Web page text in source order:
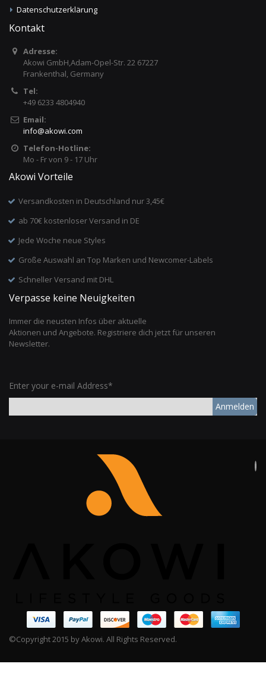
Datenschutzerklärung
Kontakt
Adresse:
Akowi GmbH,Adam-Opel-Str. 22 67227
Frankenthal, Germany
Tel:
+49 6233 4804940
Email:
info@akowi.com
Telefon-Hotline:
Mo - Fr von 9 - 17 Uhr
Akowi Vorteile
Versandkosten in Deutschland nur 3,45€
ab 70€ kostenloser Versand in DE
Jede Woche neue Styles
Große Auswahl an Top Marken und Newcomer-Labels
Schneller Versand mit DHL
Verpasse keine Neuigkeiten
Immer die neusten Infos über aktuelle
Aktionen und Angebote. Registriere dich jetzt für unseren
Newsletter.
Enter your e-mail Address*
Anmelden
©Copyright 2015 by Akowi. All Rights Reserved.